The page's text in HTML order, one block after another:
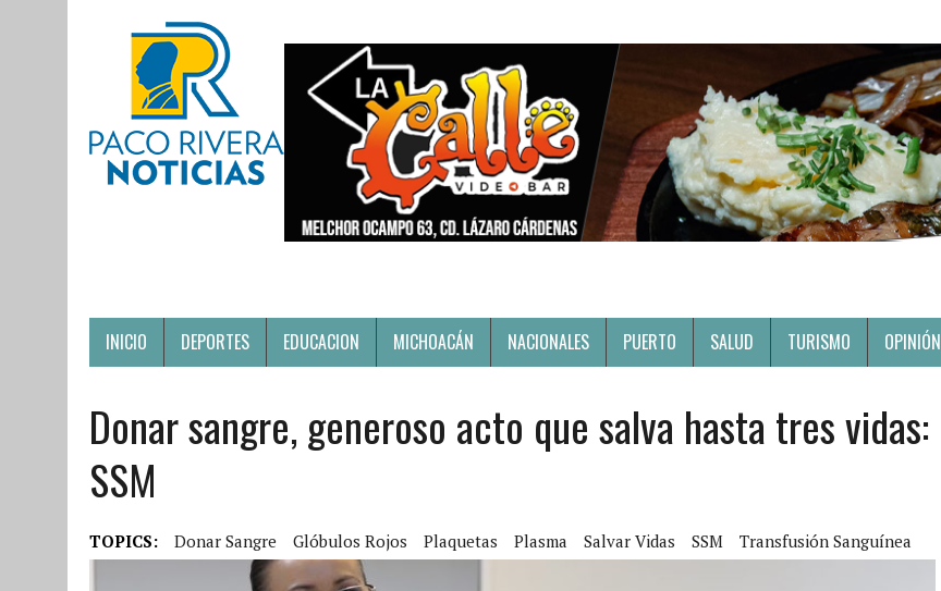
INICIO DEPORTES EDUCACION MICHOACÁN NACIONALES PUERTO SALUD TURISMO OPINIÓN
Donar sangre, generoso acto que salva hasta tres vidas:
SSM
TOPICS: Donar Sangre Glóbulos Rojos Plaquetas Plasma Salvar Vidas SSM Transfusión Sanguínea